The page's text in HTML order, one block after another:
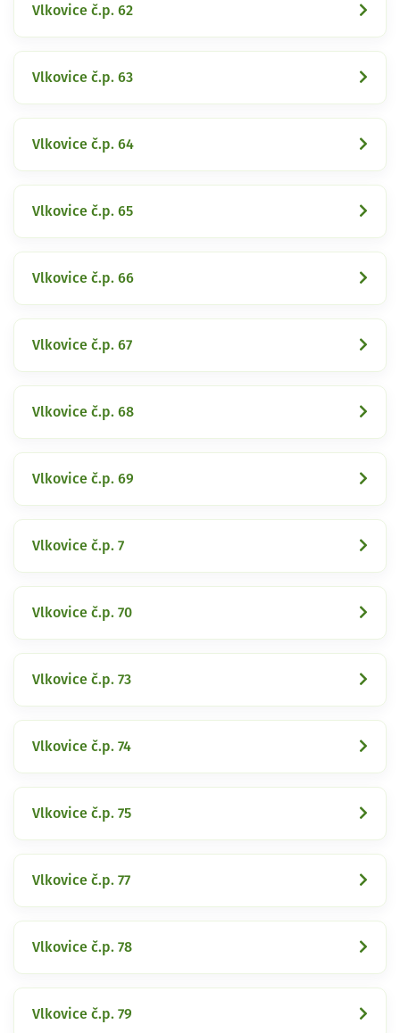
Vlkovice č.p. 62
Vlkovice č.p. 63
Vlkovice č.p. 64
Vlkovice č.p. 65
Vlkovice č.p. 66
Vlkovice č.p. 67
Vlkovice č.p. 68
Vlkovice č.p. 69
Vlkovice č.p. 7
Vlkovice č.p. 70
Vlkovice č.p. 73
Vlkovice č.p. 74
Vlkovice č.p. 75
Vlkovice č.p. 77
Vlkovice č.p. 78
Vlkovice č.p. 79